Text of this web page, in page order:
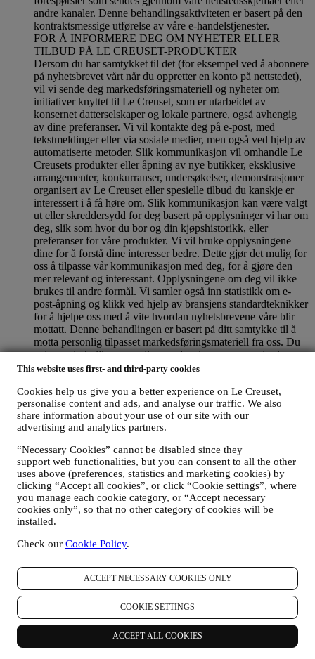
This website uses first- and third-party cookies
Cookies help us give you a better experience on Le Creuset,
personalise content and ads, and analyse our traffic. We also
share information about your use of our site with our
advertising and analytics partners.
“Necessary Cookies” cannot be disabled since they
support web functionalities, but you can consent to all the other
uses above (preferences, statistics and marketing cookies) by
clicking “Accept all cookies”, or click “Cookie settings”, where
you manage each cookie category, or “Accept necessary
cookies only”, so that no other category of cookies will be
installed.
Check our Cookie Policy.
ACCEPT NECESSARY COOKIES ONLY
COOKIE SETTINGS
ACCEPT ALL COOKIES
andre kanaler. Denne behandlingsaktiviteten er basert på den
kontraktsmessige utførelse av våre e-handelstjenester.
FOR Å INFORMERE DEG OM NYHETER ELLER
TILBUD PÅ LE CREUSET-PRODUKTER
Dersom du har samtykket til det (for eksempel ved å abonnere
på nyhetsbrevet vårt når du oppretter en konto på nettstedet),
vil vi sende deg markedsføringsmateriell og nyheter om
initiativer knyttet til Le Creuset, som er utarbeidet av
konsernet datterselskaper og lokale partnere, også avhengig
av dine preferanser. Vi vil kontakte deg på e-post, med
tekstmeldinger eller via sosiale medier, men også ved hjelp av
automatiserte metoder. Slik kommunikasjon vil omhandle Le
Creusets produkter eller åpning av nye butikker, eksklusive
arrangementer, konkurranser, undersøkelser, demonstrasjoner
organisert av Le Creuset eller spesielle tilbud du kanskje er
interessert i å få høre om. Slik kommunikasjon kan være valgt
ut eller skreddersydd for deg basert på opplysninger vi har om
deg, slik som hvor du bor og din kjøpshistorikk, eller
preferanser for våre produkter. Vi vil bruke opplysningene
dine for å forstå dine interesser bedre. Dette gjør det mulig for
oss å tilpasse vår kommunikasjon med deg, for å gjøre den
mer relevant og interessant. Opplysningene om deg vil ikke
brukes til andre formål. Vi samler også inn statistikk om e-
post-åpning og klikk ved hjelp av bransjens standardteknikker
for å hjelpe oss med å vite hvordan nyhetsbrevene våre blir
mottatt. Denne behandlingen er basert på ditt samtykke til å
motta personlig tilpasset markedsføringsmateriell fra oss. Du
velger selv hvilke personlige opplysninger som samles inn,
ved å velge den relevante avmerkingsboksen. Avmelding: Du
ved å klikke på avmeldingsknappen nederst i et nyhetsbrev.
Hvis du foretrekker det, kan du gjøre dette ved å kontakte oss
påprivacy@lecreuset.com. Vi vil behandle avmeldingen din
så snart som mulig, men under visse omstendigheter vil du
ferdigbehandlet.
Merk deg at vi ikke selger eller gir dine
kontaktopplysninger og andre personopplysninger videre til
andre selskaper for deres markedsføringsformål.
RE-TARGETING / SKREDDERSYING AV TILBUD OG
FORBEDRING AV KUNDEOPPLEVELSEN
Vi vil gjerne bruke opplysningene dine til å skreddersy
gi deg en personlig tilpasset kundeopplevelse hos Le Creuset.
eksempel ved å finne ut hvilke produkter du har sett mest på,
din interaksjon med oss på sosiale medier, hvilke sider på
nettstedet vårt du besøker og hvilket innhold blant tilbudene
våre du leser. Vi gjør dette hovedsakelig gjennom
informasjonskapsler og tilsvarende teknologi. Vi vil bruke
disse opplysningene til å administrere vår annonsering på
andre nettsteder, gi tilgang til spesifikt innhold, skreddersy